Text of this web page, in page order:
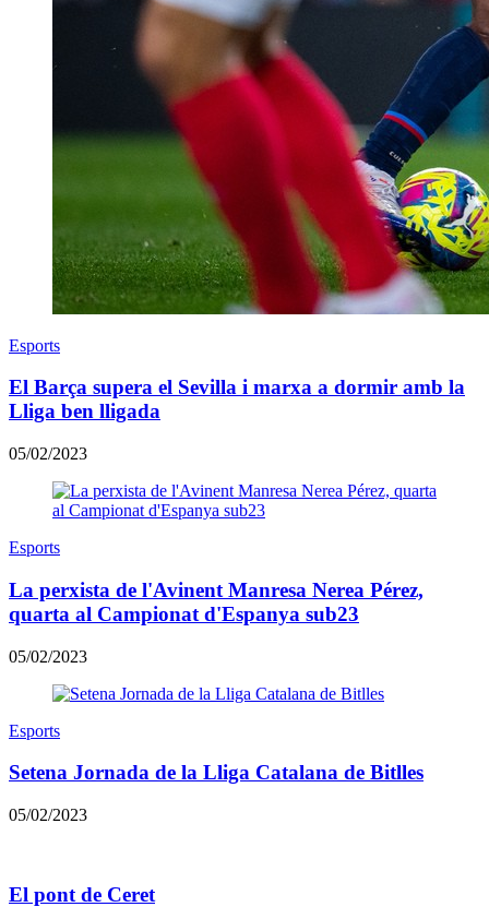
Esports
El Barça supera el Sevilla i marxa a dormir amb la
Lliga ben lligada
05/02/2023
Esports
La perxista de l'Avinent Manresa Nerea Pérez,
quarta al Campionat d'Espanya sub23
05/02/2023
Esports
Setena Jornada de la Lliga Catalana de Bitlles
05/02/2023
El pont de Ceret